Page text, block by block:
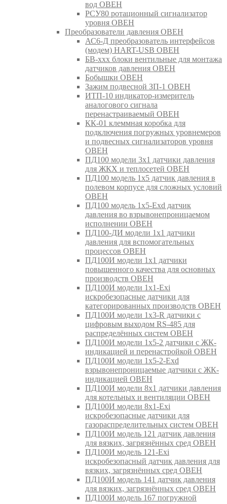
вод ОВЕН
РСУ80 ротационный сигнализатор
уровня ОВЕН
Преобразователи давления ОВЕН
АС6-Д преобразователь интерфейсов
(модем) HART-USB ОВЕН
БВ-ххх блоки вентильные для монтажа
датчиков давления ОВЕН
Бобышки ОВЕН
Зажим подвесной ЗП-1 ОВЕН
ИТП-10 индикатор-измеритель
аналогового сигнала
перенастраиваемый ОВЕН
КК-01 клеммная коробка для
подключения погружных уровнемеров
и подвесных сигнализаторов уровня
ОВЕН
ПД100 модели 3х1 датчики давления
для ЖКХ и теплосетей ОВЕН
ПД100 модель 1х5 датчик давления в
полевом корпусе для сложных условий
ОВЕН
ПД100 модель 1х5-Exd датчик
давления во взрывонепроницаемом
исполнении ОВЕН
ПД100-ДИ модели 1х1 датчики
давления для вспомогательных
процессов ОВЕН
ПД100И модели 1х1 датчики
повышенного качества для основных
производств ОВЕН
ПД100И модели 1х1-Exi
искробезопасные датчики для
категорированных производств ОВЕН
ПД100И модели 1х3-R датчики с
цифровым выходом RS-485 для
распределённых систем ОВЕН
ПД100И модели 1х5-2 датчики с ЖК-
индикацией и перенастройкой ОВЕН
ПД100И модели 1х5-2-Exd
взрывонепроницаемые датчики с ЖК-
индикацией ОВЕН
ПД100И модели 8х1 датчики давления
для котельных и вентиляции ОВЕН
ПД100И модели 8х1-Exi
искробезопасные датчики для
газораспределительных систем ОВЕН
ПД100И модель 121 датчик давления
для вязких, загрязнённых сред ОВЕН
ПД100И модель 121-Exi
искробезопасный датчик давления для
вязких, загрязнённых сред ОВЕН
ПД100И модель 141 датчик давления
для вязких, загрязнённых сред ОВЕН
ПД100И модель 167 погружной